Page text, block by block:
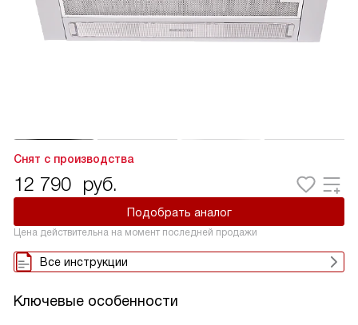
Снят с производства
12 790 руб.
Подобрать аналог
Цена действительна на момент последней продажи
Все инструкции
Ключевые особенности